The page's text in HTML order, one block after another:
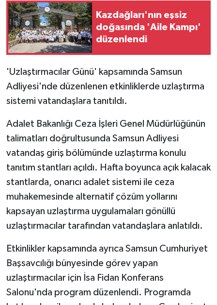
Kazdağları'nın eşsiz
doğasında 'Aile Kampı'
düzenlendi
'Uzlaştırmacılar Günü' kapsamında Samsun
Adliyesi'nde düzenlenen etkinliklerde uzlaştırma
sistemi vatandaşlara tanıtıldı.
Adalet Bakanlığı Ceza İşleri Genel Müdürlüğünün
talimatları doğrultusunda Samsun Adliyesi
vatandaş giriş bölümünde uzlaştırma konulu
tanıtım stantları açıldı. Hafta boyunca açık kalacak
stantlarda, onarıcı adalet sistemi ile ceza
muhakemesinde alternatif çözüm yollarını
kapsayan uzlaştırma uygulamaları gönüllü
uzlaştırmacılar tarafından vatandaşlara anlatıldı.
Etkinlikler kapsamında ayrıca Samsun Cumhuriyet
Başsavcılığı bünyesinde görev yapan
uzlaştırmacılar için İsa Fidan Konferans
Salonu'nda program düzenlendi. Programda
Gayrimenkul
GENEL
Güvenlik
HABERDE İNSAN
İNSAN
İş Dünyası
Jandarma
Otomobil